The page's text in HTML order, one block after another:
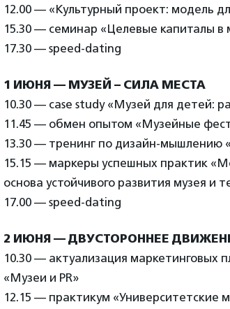
12.00 — «Культурный проект: модель
15.30 — семинар «Целевые капиталы в
17.30 — speed-dating
1 ИЮНЯ — МУЗЕЙ – СИЛА МЕСТА
10.30 — case study «Музей для детей:
11.45 — обмен опытом «Музейные
13.30 — тренинг по дизайн-мышлению
15.15 — маркеры успешных практик
основа устойчивого развития музея и
17.00 — speed-dating
2 ИЮНЯ — ДВУСТОРОННЕЕ
10.30 — актуализация маркетинговых
«Музеи и PR»
12.15 — практикум «Университетские